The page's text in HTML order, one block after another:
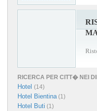
RICERCA PER CITT� NEI
Hotel (14)
Hotel Bientina(1)
Hotel Buti (1)